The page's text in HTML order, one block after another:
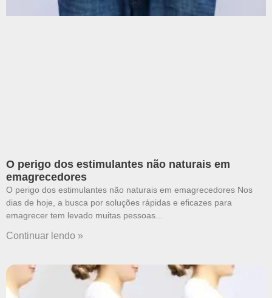
O perigo dos estimulantes não naturais em
emagrecedores
O perigo dos estimulantes não naturais em emagrecedores Nos
dias de hoje, a busca por soluções rápidas e eficazes para
emagrecer tem levado muitas pessoas
Continuar lendo »